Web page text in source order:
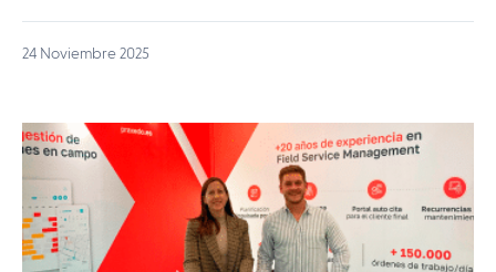
24 Noviembre 2025